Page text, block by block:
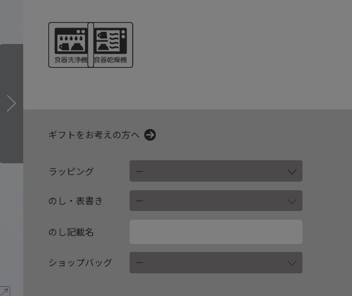
ギフトをお考えの方へ
ラッピング
のし・表書き
のし記載名
ショップバッグ